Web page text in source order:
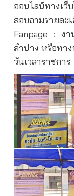
ออนไลน์ทางเ
สอบถามราย
Fanpage : ง
ลำปาง หรือทา
วันเวลาราชการ